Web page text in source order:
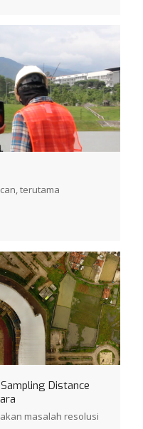
terutama
Distance
masalah resolusi